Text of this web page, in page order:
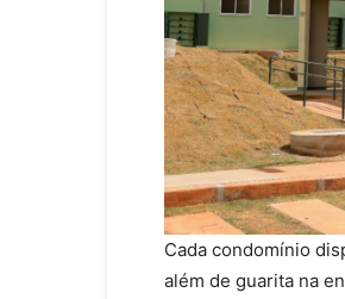
Cada condomínio
além de guarita na